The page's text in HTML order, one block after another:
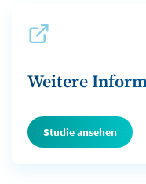
Weitere
Studie ansehen